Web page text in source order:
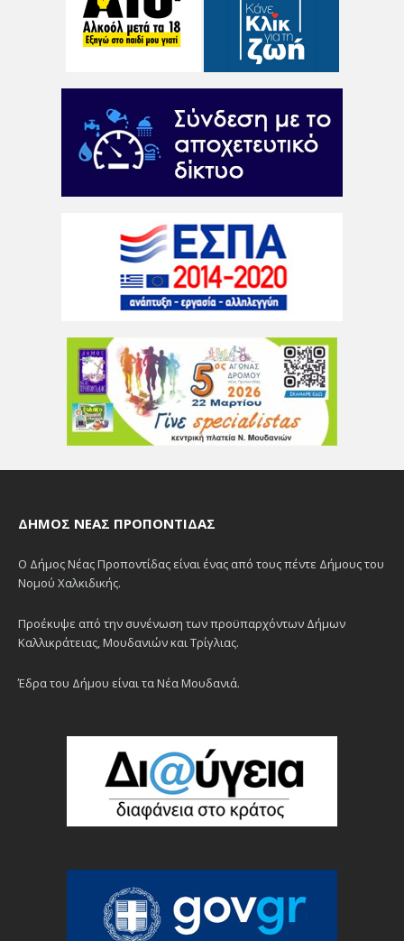
ΔΉΜΟΣ ΝΈΑΣ ΠΡΟΠΟΝΤΊΔΑΣ
Ο Δήμος Νέας Προποντίδας είναι ένας από τους πέντε Δήμους του
Νομού Χαλκιδικής.
Προέκυψε από την συνένωση των προϋπαρχόντων Δήμων
Καλλικράτειας, Μουδανιών και Τρίγλιας.
Έδρα του Δήμου είναι τα Νέα Μουδανιά.